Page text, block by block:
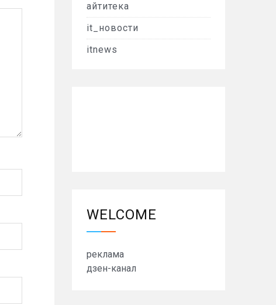
айтитека
it_новости
itnews
WELCOME
реклама
дзен-канал